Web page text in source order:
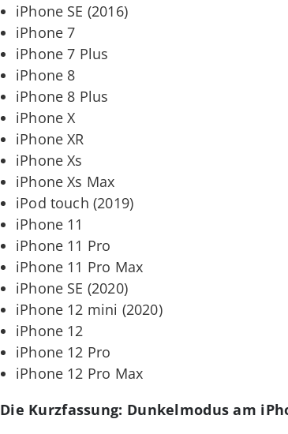
iPhone SE (2016)
iPhone 7
iPhone 7 Plus
iPhone 8
iPhone 8 Plus
iPhone X
iPhone XR
iPhone Xs
iPhone Xs Max
iPod touch (2019)
iPhone 11
iPhone 11 Pro
iPhone 11 Pro Max
iPhone SE (2020)
iPhone 12 mini (2020)
iPhone 12
iPhone 12 Pro
iPhone 12 Pro Max
Die Kurzfassung: Dunkelmodus am